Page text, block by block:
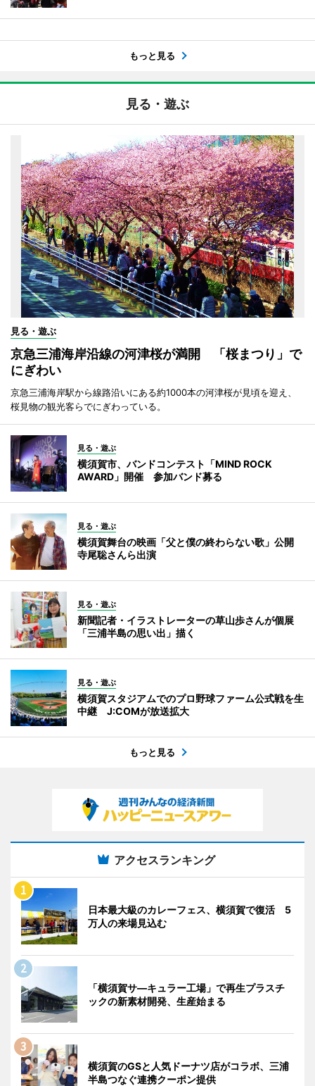
もっと見る
見る・遊ぶ
見る・遊ぶ
京急三浦海岸沿線の河津桜が満開 「桜まつり」で
にぎわい
京急三浦海岸駅から線路沿いにある約1000本の河津桜が見頃を迎え、
桜見物の観光客らでにぎわっている。
見る・遊ぶ
横須賀市、バンドコンテスト「MIND ROCK
AWARD」開催 参加バンド募る
見る・遊ぶ
横須賀舞台の映画「父と僕の終わらない歌」公開
寺尾聡さんら出演
見る・遊ぶ
新聞記者・イラストレーターの草山歩さんが個展
「三浦半島の思い出」描く
見る・遊ぶ
横須賀スタジアムでのプロ野球ファーム公式戦を生
中継 J:COMが放送拡大
もっと見る
アクセスランキング
日本最大級のカレーフェス、横須賀で復活 5
万人の来場見込む
「横須賀サ―キュラー工場」で再生プラスチ
ックの新素材開発、生産始まる
横須賀のGSと人気ドーナツ店がコラボ、三浦
半島つなぐ連携クーポン提供